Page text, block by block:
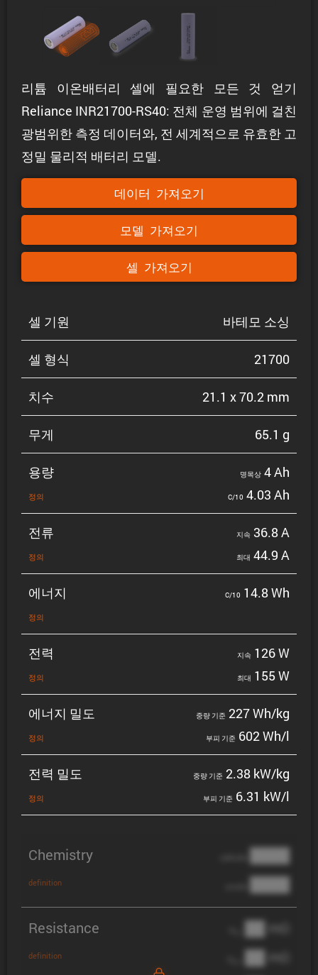
리튬 이온배터리 셀에 필요한 모든 것 얻기
Reliance INR21700-RS40: 전체 운영 범위에 걸친
광범위한 측정 데이터와, 전 세계적으로 유효한 고
정밀 물리적 배터리 모델.
데이터 가져오기
모델 가져오기
셀 가져오기
셀 기원 바테모 소싱
셀 형식 21700
치수 21.1 x 70.2 mm
무게 65.1 g
용량
정의
명목상 4 Ah
C/10 4.03 Ah
전류
정의
지속 36.8 A
최대 44.9 A
에너지
정의
C/10 14.8 Wh
전력
정의
지속 126 W
최대 155 W
에너지 밀도
정의
중량 기준 227 Wh/kg
부피 기준 602 Wh/l
전력 밀도
정의
중량 기준 2.38 kW/kg
부피 기준 6.31 kW/l
Chemistry
definition
████
████
Resistance
definition
██ mΩ
██ mΩ